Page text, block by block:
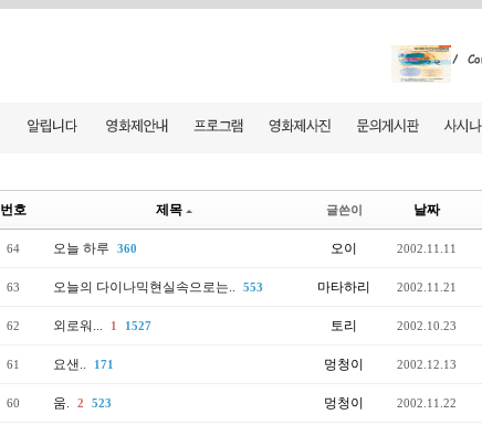
번호 제목 글쓴이 날짜
64 오늘 하루 360 오이 2002.11.11
63 오늘의 다이나믹현실속으로는.. 553 마타하리 2002.11.21
62 외로워... 1 1527 토리 2002.10.23
61 요샌.. 171 멍청이 2002.12.13
60 움. 2 523 멍청이 2002.11.22